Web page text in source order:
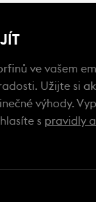
ve vašem
Užijte si
výhody.
s pravidly